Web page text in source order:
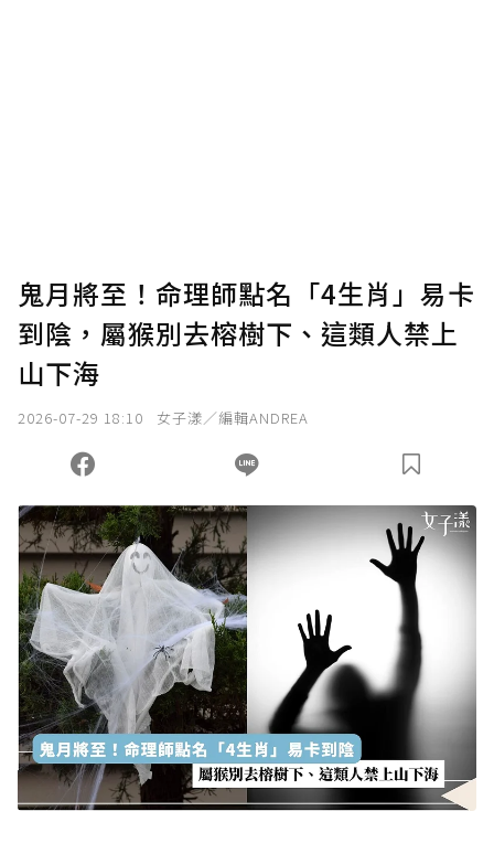
確認送出
您當前剩餘 U 利點數：0點；前往 購買點數
鬼月將至！命理師點名「4生肖」易卡
到陰，屬猴別去榕樹下、這類人禁上
山下海
2026-07-29 18:10 女子漾／編輯ANDREA